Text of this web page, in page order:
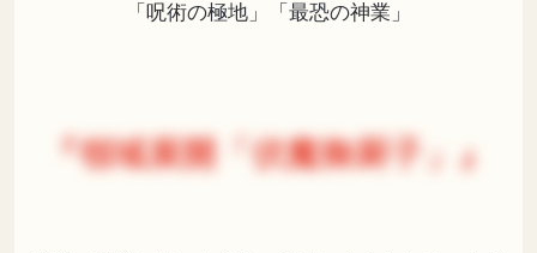
「呪術の極地」「最恐の神業」
『領域展開「伏魔御厨子」』